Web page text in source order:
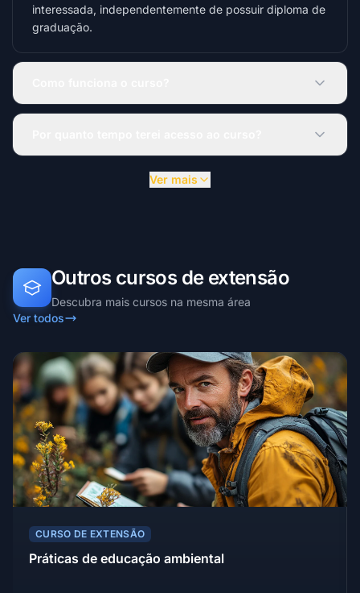
interessada, independentemente de possuir diploma de
graduação.
Ver mais
Outros cursos de extensão
Descubra mais cursos na mesma área
Ver todos
CURSO DE EXTENSÃO
Práticas de educação ambiental